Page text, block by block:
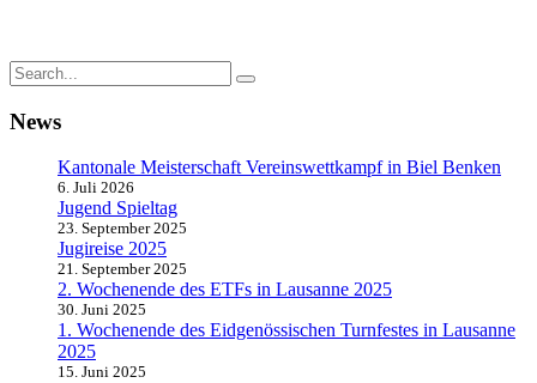
News
Kantonale Meisterschaft Vereinswettkampf in Biel Benken
6. Juli 2026
Jugend Spieltag
23. September 2025
Jugireise 2025
21. September 2025
2. Wochenende des ETFs in Lausanne 2025
30. Juni 2025
1. Wochenende des Eidgenössischen Turnfestes in Lausanne
2025
15. Juni 2025